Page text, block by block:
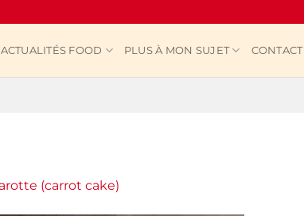
ACTUALITÉS FOOD PLUS À MON SUJET CONTACT
(carrot cake)